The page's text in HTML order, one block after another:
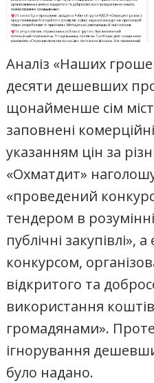
Аналіз «Наших
десяти дешевших
щонайменше сім
заповнені
указанням цін за
«Охматдит»
«проведений
тендером в
публічні закупівлі»,
конкурсом,
відкритого та
використання
громадянами».
ігнорування
було надано.